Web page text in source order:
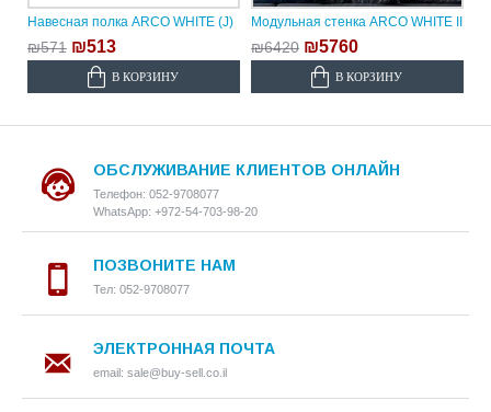
Навесная полка ARCO WHITE (J)
₪571 ₪513
В КОРЗИНУ
Модульная стенка ARCO WHITE II
₪6420 ₪5760
В КОРЗИНУ
ОБСЛУЖИВАНИЕ КЛИЕНТОВ ОНЛАЙН
Телефон: 052-9708077
WhatsApp: +972-54-703-98-20
ПОЗВОНИТЕ НАМ
Тел: 052-9708077
ЭЛЕКТРОННАЯ ПОЧТА
email: sale@buy-sell.co.il